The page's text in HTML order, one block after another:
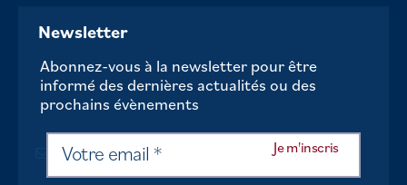
Newsletter
Abonnez-vous à la newsletter pour être
informé des dernières actualités ou des
prochains évènements